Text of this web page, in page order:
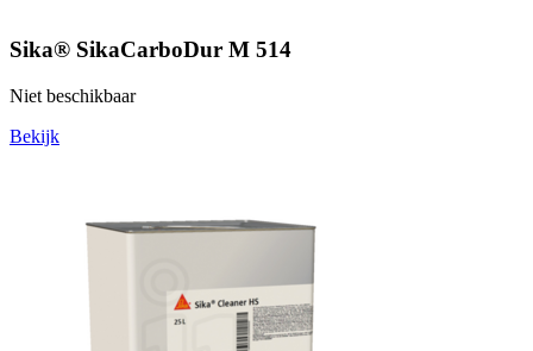
Sika® SikaCarboDur M 514
Niet beschikbaar
Bekijk